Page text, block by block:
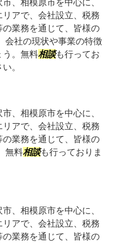
、相模原市を中心に、
アで、会社設立、税務
業務を通じて、皆様の
会社の現状や事業の特徴
う。無料相談も行ってお
。
、相模原市を中心に、
アで、会社設立、税務
業務を通じて、皆様の
無料相談も行っておりま
、相模原市を中心に、
アで、会社設立、税務
業務を通じて、皆様の